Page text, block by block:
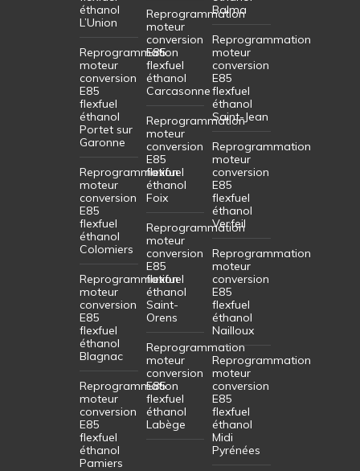
éthanol
L’Union
Reprogrammation
moteur
conversion
E85
flexfuel
éthanol
Portet sur
Garonne
Reprogrammation
moteur
conversion
E85
flexfuel
éthanol
Colomiers
Reprogrammation
moteur
conversion
E85
flexfuel
éthanol
Blagnac
Reprogrammation
moteur
conversion
E85
flexfuel
éthanol
Pamiers
Reprogrammation
moteur
conversion
E85
flexfuel
éthanol
Carcasonne
Reprogrammation
moteur
conversion
E85
flexfuel
éthanol
Foix
Reprogrammation
moteur
conversion
E85
flexfuel
éthanol
Saint-
Orens
Reprogrammation
moteur
conversion
E85
flexfuel
éthanol
Labège
Balma
Reprogrammation
moteur
conversion
E85
flexfuel
éthanol
Saint-Jean
Reprogrammation
moteur
conversion
E85
flexfuel
éthanol
Verfeil
Reprogrammation
moteur
conversion
E85
flexfuel
éthanol
Nailloux
Reprogrammation
moteur
conversion
E85
flexfuel
éthanol
Midi
Pyrénées